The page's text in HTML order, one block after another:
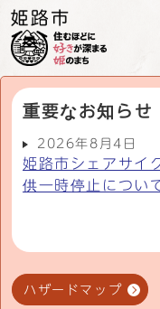
重要なお知らせ
2026年8月4日
姫路市シェアサイ
供一時停止につい
ハザードマップ